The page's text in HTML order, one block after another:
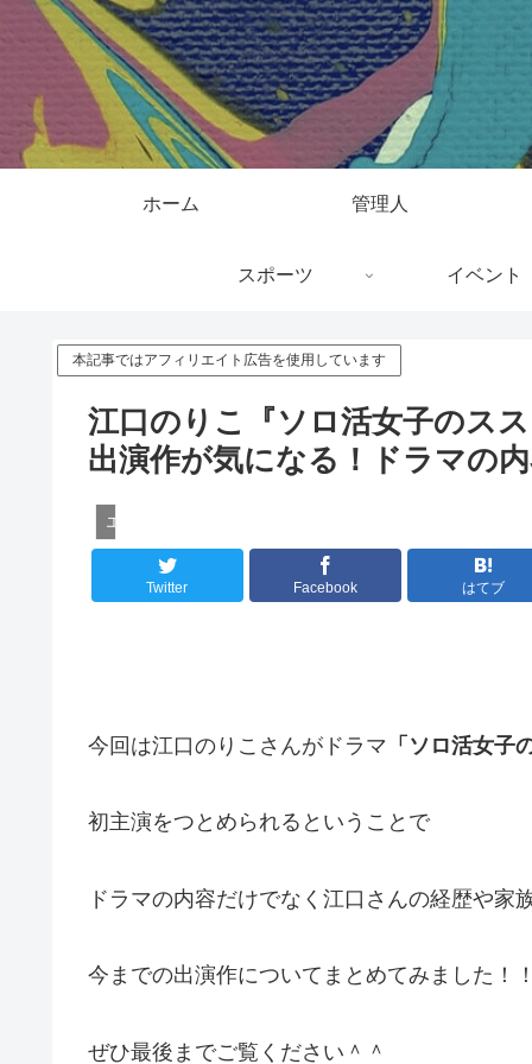
ホーム 管理人
スポーツ イベント
本記事ではアフィリエイト広告を使用しています
江口のりこ『ソロ活女子のス
出演作が気になる！ドラマの
エンタメ
Twitter Facebook はてブ
今回は江口のりこさんがドラマ 「ソロ活女子
初主演をつとめられるということで
ドラマの内容だけでなく江口さんの経歴や家
今までの出演作についてまとめてみました！
ぜひ最後までご覧ください＾＾